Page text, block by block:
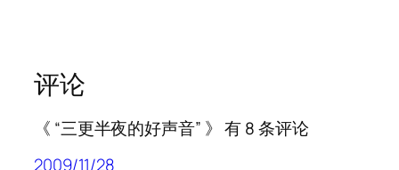
评论
《 “三更半夜的好声音” 》 有 8 条评论
2009/11/28